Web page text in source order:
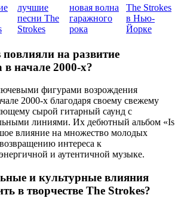
лучшие
песни The
Strokes
новая волна
гаражного
рока
The Strokes
в Нью-
Йорке
на развитие
начале 2000-х?
фигурами возрождения
2000-х благодаря своему свежему
сырой гитарный саунд с
линиями. Их дебютный альбом «Is
влияние на множество молодых
интереса к
и аутентичной музыке.
и культурные влияния
в творчестве The Strokes?